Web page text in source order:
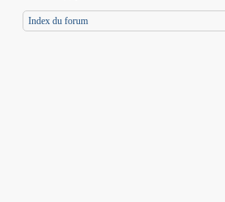
Index du forum